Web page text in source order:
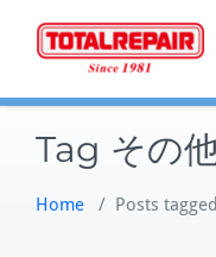
Tag その
Home / Posts